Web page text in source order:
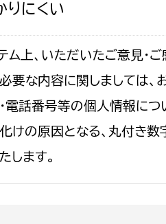
りにくい
ム上、いただいたご意見・
要な内容に関しましては
電話番号等の個人情報につ
けの原因となる、丸付き数
します。